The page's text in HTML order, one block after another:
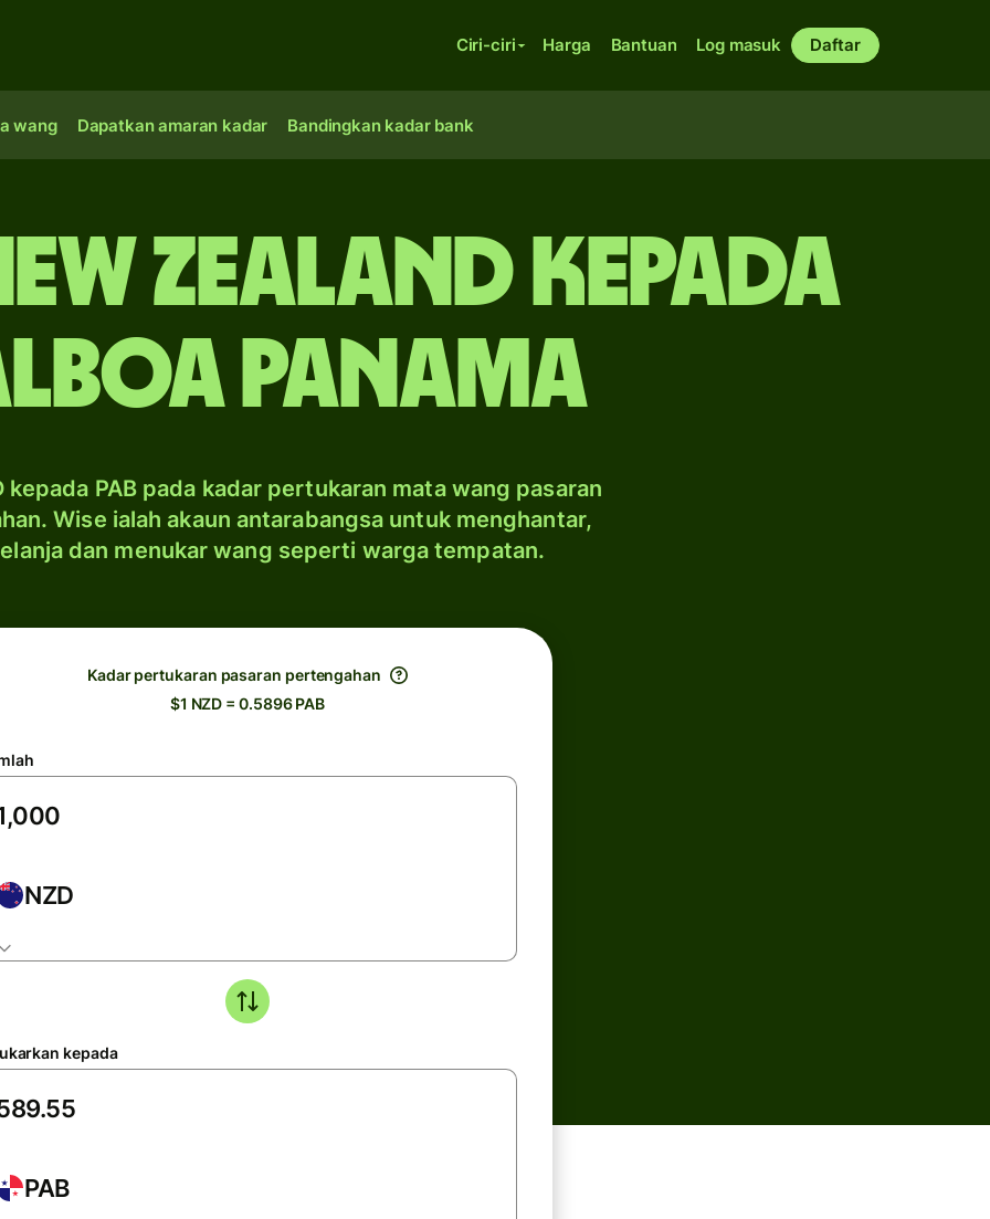
Ciri-ciri Harga Bantuan Log masuk Daftar
wang Dapatkan amaran kadar Bandingkan kadar bank
Zealand kepada
Panama
kepada PAB pada kadar pertukaran mata wang pasaran
Wise ialah akaun antarabangsa untuk menghantar,
dan menukar wang seperti warga tempatan.
Kadar pertukaran pasaran pertengahan
$1 NZD = 0.5896 PAB
NZD
kepada
PAB